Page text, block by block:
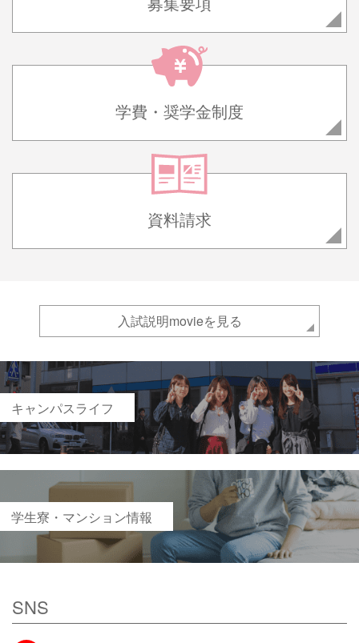
学費・奨学金制度
資料請求
入試説明movieを見る
キャンパスライフ
学生寮・マンション情報
SNS